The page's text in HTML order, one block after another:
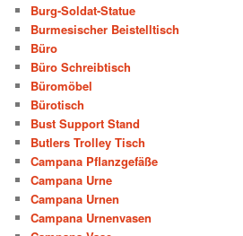
Burg-Soldat-Statue
Burmesischer Beistelltisch
Büro
Büro Schreibtisch
Büromöbel
Bürotisch
Bust Support Stand
Butlers Trolley Tisch
Campana Pflanzgefäße
Campana Urne
Campana Urnen
Campana Urnenvasen